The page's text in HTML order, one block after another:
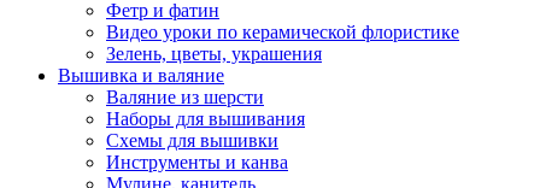
Фетр и фатин
Видео уроки по керамической флористике
Зелень, цветы, украшения
Вышивка и валяние
Валяние из шерсти
Наборы для вышивания
Схемы для вышивки
Инструменты и канва
Мулине, канитель